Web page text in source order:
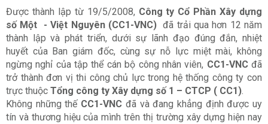
Được thành lập từ 19/5/2008, Công ty Cổ Phần Xây dựng
số Một - Việt Nguyên (CC1-VNC)đã trải qua hơn 12 năm
thành lập và phát triển, dưới sự lãnh đạo đúng đắn, nhiệt
huyết của Ban giám đốc, cùng sự nỗ lực miệt mài, không
ngừng nghỉ của tập thể cán bộ công nhân viên, CC1-VNCđã
trở thành đơn vị thi công chủ lực trong hệ thống công ty con
trực thuộc Tổng công ty Xây dựng số 1 – CTCP ( CC1).
Không những thế CC1-VNC đã và đang khẳng định được uy
tín và thương hiệu của mình trên thị trường xây dựng hiện nay